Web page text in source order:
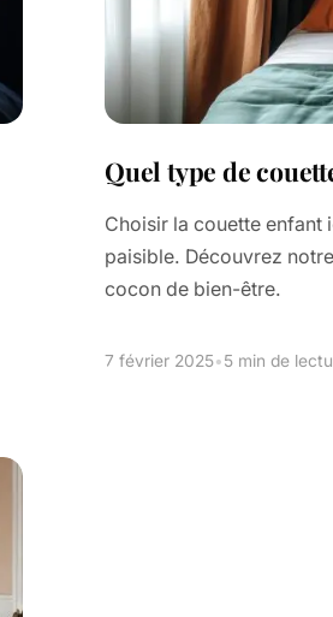
Quel type de
Choisir la couette enfant
paisible. Découvrez
cocon de bien-être.
7 février 2025•5 min de